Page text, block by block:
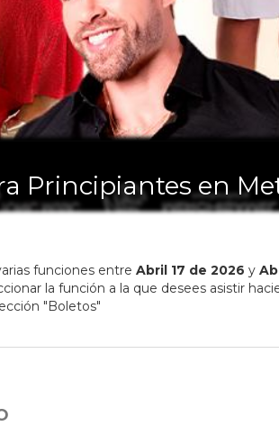
Principiantes en
funciones entre Abril 17 de 2026 y
la función a la que desees asistir
"Boletos"